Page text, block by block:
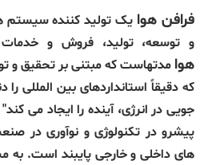
فرافن هوا یک تولید کننده
و توسعه، تولید، فروش و
هوا مدتهاست که مبتنی بر تحقیق و
که دقیقاً استانداردهای بین المللی
جویی در انرژی، آینده را ایجاد می
پیشرو در تکنولوژی و نوآوری در
های داخلی و خارجی پایبند است. به